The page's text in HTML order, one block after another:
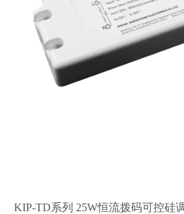
KIP-TD系列 25W恒流拨码可控硅